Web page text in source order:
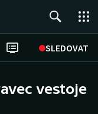
SLEDOVAT
vestoje